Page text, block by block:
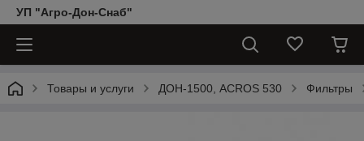
УП "Агро-Дон-Снаб"
Товары и услуги ДОН-1500, АCROS 530 Фильтры